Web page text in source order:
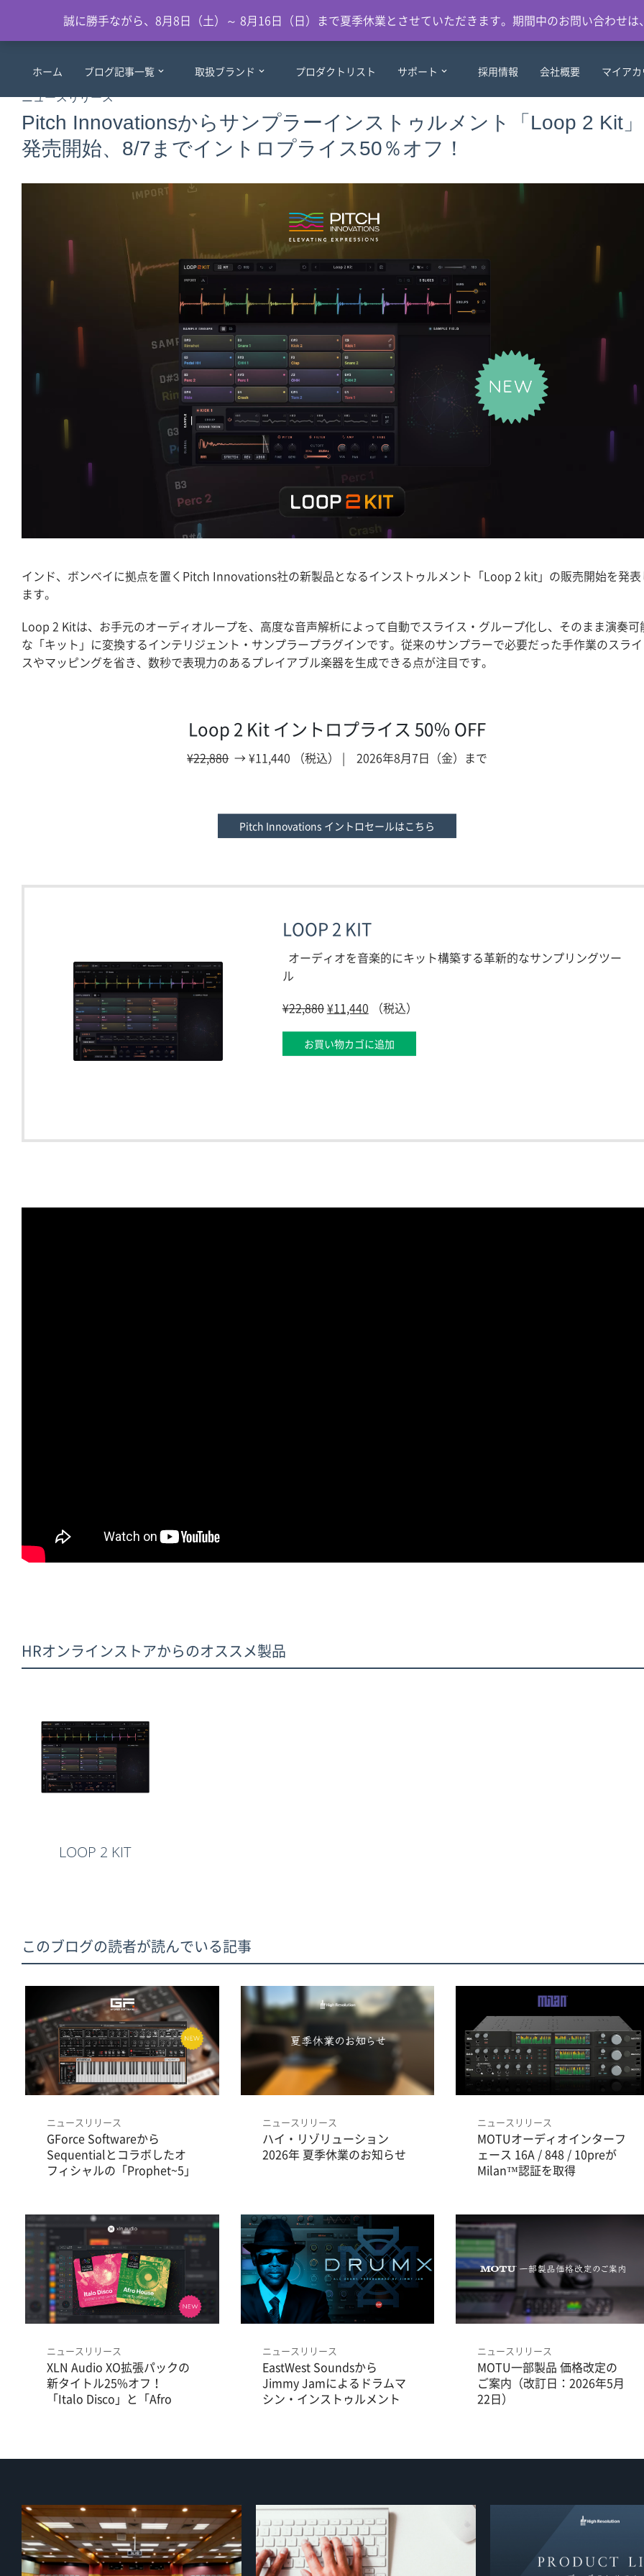
ホーム ブログ記事一覧 取扱ブランド プロダクトリスト サポート 採用情報 会社概要 マイア
ニュースリリース
Pitch Innovationsからサンプラーインストゥルメント「Loop 2 Kit」
発売開始、8/7までイントロプライス50％オフ！
インド、ボンベイに拠点を置くPitch Innovations社の新製品となるインストゥルメント「Loop 2 kit」の販売開始を発表
ます。
Loop 2 Kitは、お手元のオーディオループを、高度な音声解析によって自動でスライス・グループ化し、そのまま演奏可
な「キット」に変換するインテリジェント・サンプラープラグインです。従来のサンプラーで必要だった手作業のスライ
スやマッピングを省き、数秒で表現力のあるプレイアブル楽器を生成できる点が注目です。
Loop 2 Kit イントロプライス 50％ OFF
¥22,880→ ¥11,440 （税込） | 2026年8月7日（金）まで
Pitch Innovations イントロセールはこちら
LOOP 2 KIT
オーディオを音楽的にキット構築する革新的なサンプリングツー
ル
¥22,880¥11,440 （税込）
お買い物カゴに追加
HRオンラインストアからのオススメ製品
LOOP 2 KIT
このブログの読者が読んでいる記事
ニュースリリース
GForce Softwareから
Sequentialとコラボしたオ
フィシャルの「Prophet~5」
ニュースリリース
ハイ・リゾリューション
2026年 夏季休業のお知らせ
ニュースリリース
MOTUオーディオインターフ
ェース 16A / 848 / 10preが
Milan™認証を取得
ニュースリリース
XLN Audio XO拡張パックの
新タイトル25%オフ！
「Italo Disco」と「Afro
ニュースリリース
EastWest Soundsから
Jimmy Jamによるドラムマ
シン・インストゥルメント
ニュースリリース
MOTU一部製品 価格改定の
ご案内（改訂日：2026年5月
22日）
誠に勝手ながら、8月8日（土）～ 8月16日（日）まで夏季休業とさせていただきます。期間中のお問い合わせは